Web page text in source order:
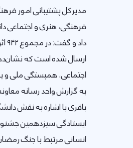
مدیرکل پشتیبانی امور
فرهنگی، هنری و اجتماعی
ارسال شده است که
اجتماعی، همبستگی ملی و
به گزارش واحد رسانه
باقری با اشاره به نقش
ایستادگی سیزدهمین
انسانی مرتبط با جنگ